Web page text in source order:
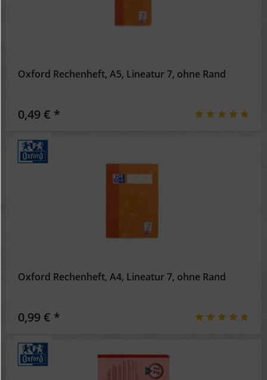
Oxford Rechenheft, A5, Lineatur 7, ohne Rand
0,49 € *
Oxford Rechenheft, A4, Lineatur 7, ohne Rand
0,99 € *